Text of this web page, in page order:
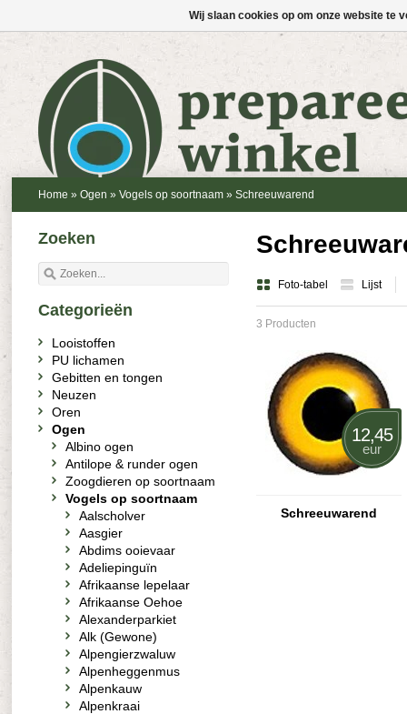
Home » Ogen » Vogels op soortnaam » Schreeuwarend
Foto-tabel Lijst
3 Producten
12,45
eur
Schreeuwarend
Zoeken
Categorieën
Looistoffen
PU lichamen
Gebitten en tongen
Neuzen
Oren
Ogen
Albino ogen
Antilope & runder ogen
Zoogdieren op soortnaam
Vogels op soortnaam
Aalscholver
Aasgier
Abdims ooievaar
Adeliepinguïn
Afrikaanse lepelaar
Afrikaanse Oehoe
Alexanderparkiet
Alk (Gewone)
Alpengierzwaluw
Alpenheggenmus
Alpenkauw
Alpenkraai
Wij slaan cookies op om onze website te